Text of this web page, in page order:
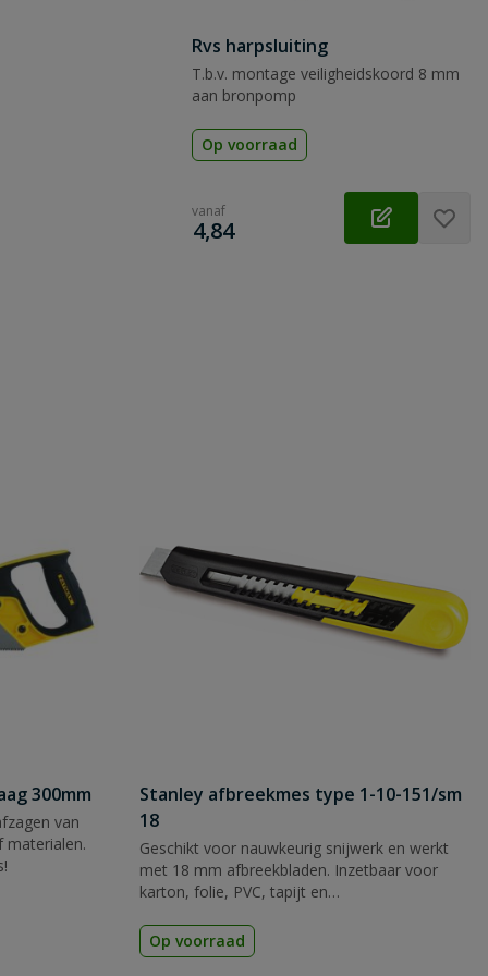
Rvs harpsluiting
T.b.v. montage veiligheidskoord 8 mm
aan bronpomp
Op voorraad
vanaf
€
4,84
300mm
van
materialen.
Stanley afbreekmes type 1-10-151/sm
18
Geschikt voor nauwkeurig snijwerk en werkt
met 18 mm afbreekbladen. Inzetbaar voor
karton, folie, PVC, tapijt en
Op voorraad